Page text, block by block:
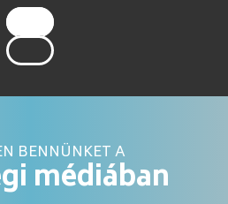
BENNÜNKET A
médiában